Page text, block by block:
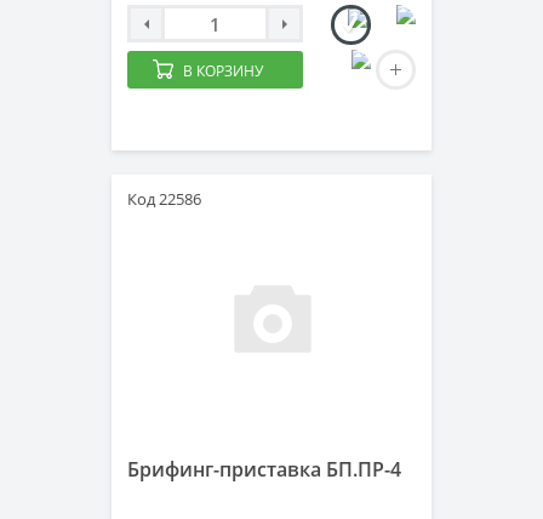
В КОРЗИНУ
Код 22586
Брифинг-приставка БП.ПР-4